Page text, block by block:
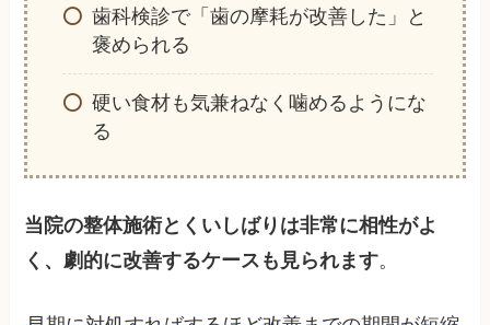
歯科検診で「歯の摩耗が改善した」と
褒められる
硬い食材も気兼ねなく噛めるようにな
る
当院の整体施術とくいしばりは非常に相性がよ
く、劇的に改善するケースも見られます。